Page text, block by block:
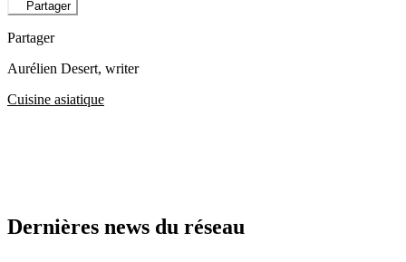
Partager
Partager
Aurélien Desert, writer
Cuisine asiatique
Dernières news du réseau